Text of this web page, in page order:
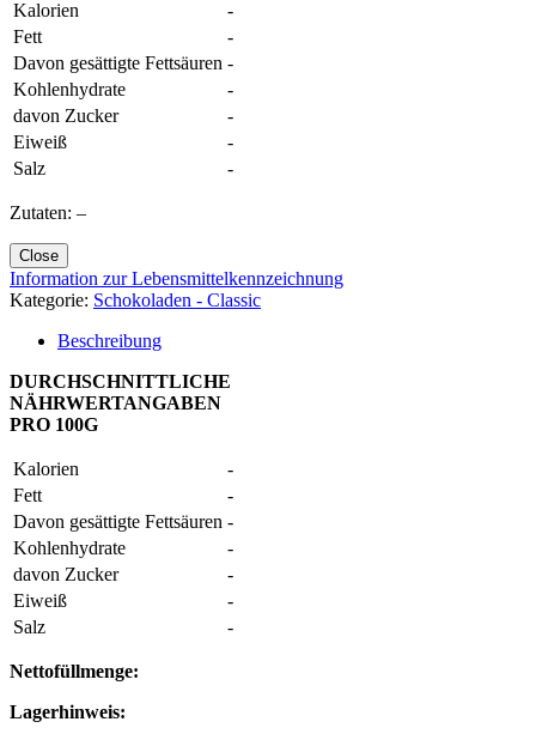
Kalorien
-
Fett
-
Davon gesättigte Fettsäuren -
Kohlenhydrate
-
davon Zucker
-
Eiweiß
-
Salz
-
Zutaten: –
Close
Information zur Lebensmittelkennzeichnung
Kategorie: Schokoladen - Classic
Beschreibung
DURCHSCHNITTLICHE
NÄHRWERTANGABEN
PRO 100G
Kalorien
-
Fett
-
Davon gesättigte Fettsäuren -
Kohlenhydrate
-
davon Zucker
-
Eiweiß
-
Salz
-
Nettofüllmenge:
Lagerhinweis: